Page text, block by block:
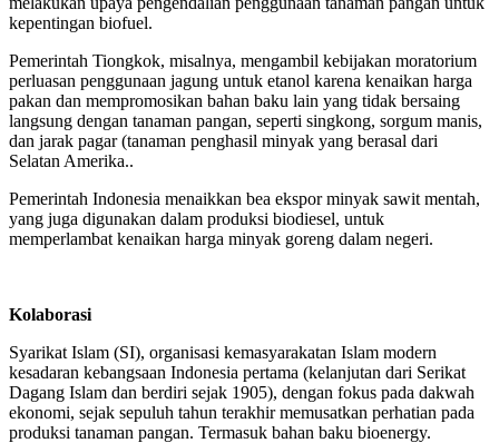
kepentingan biofuel.
Pemerintah Tiongkok, misalnya, mengambil kebijakan moratorium
perluasan penggunaan jagung untuk etanol karena kenaikan harga
pakan dan mempromosikan bahan baku lain yang tidak bersaing
langsung dengan tanaman pangan, seperti singkong, sorgum manis,
dan jarak pagar (tanaman penghasil minyak yang berasal dari
Selatan Amerika..
Pemerintah Indonesia menaikkan bea ekspor minyak sawit mentah,
yang juga digunakan dalam produksi biodiesel, untuk
memperlambat kenaikan harga minyak goreng dalam negeri.
Kolaborasi
Syarikat Islam (SI), organisasi kemasyarakatan Islam modern
kesadaran kebangsaan Indonesia pertama (kelanjutan dari Serikat
Dagang Islam dan berdiri sejak 1905), dengan fokus pada dakwah
ekonomi, sejak sepuluh tahun terakhir memusatkan perhatian pada
produksi tanaman pangan. Termasuk bahan baku bioenergy.